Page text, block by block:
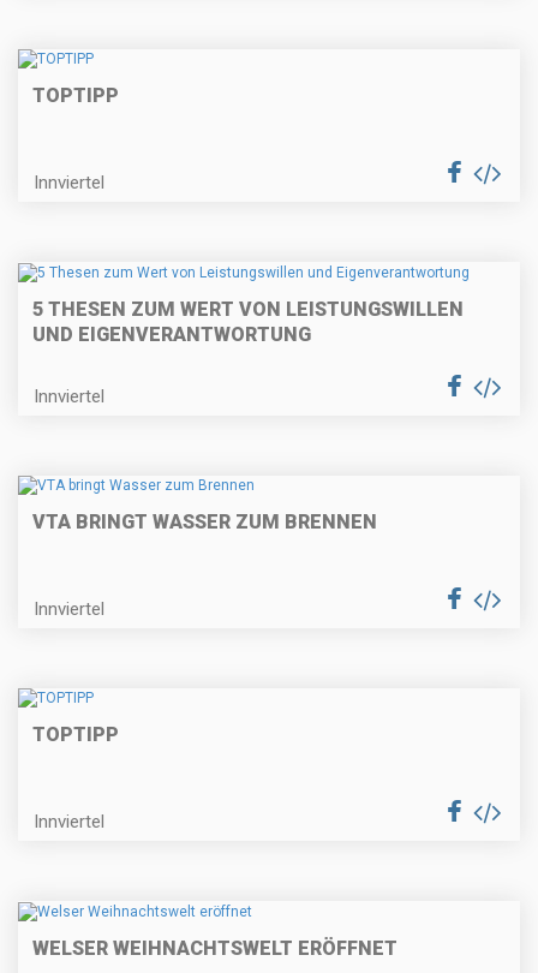
TOPTIPP
Innviertel
5 THESEN ZUM WERT VON LEISTUNGSWILLEN
UND EIGENVERANTWORTUNG
Innviertel
VTA BRINGT WASSER ZUM BRENNEN
Innviertel
TOPTIPP
Innviertel
WELSER WEIHNACHTSWELT ERÖFFNET